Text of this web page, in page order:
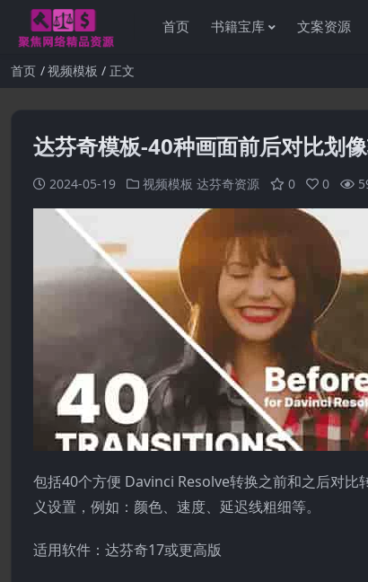
首页 书籍宝库 文案资源
首页 视频模板 正文
达芬奇模板-40种画面前后对比划
2024-05-19 视频模板 达芬奇资源 0 0
包括40个方便 Davinci Resolve转换之前和之后对
义设置，例如：颜色、速度、延迟线粗细等。
适用软件：达芬奇17或更高版